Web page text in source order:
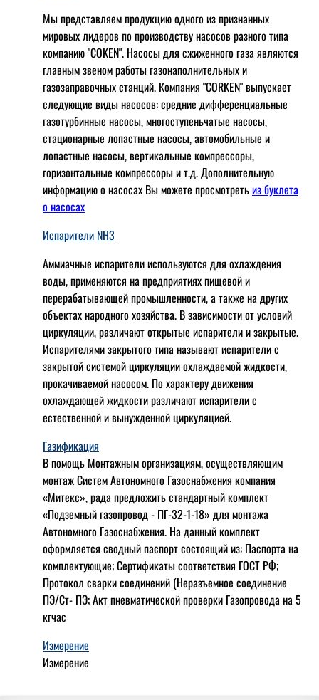
Мы представляем продукцию одного из признанных
мировых лидеров по производству насосов разного типа
компанию "COKEN". Насосы для сжиженного газа являются
главным звеном работы газонаполнительных и
газозаправочных станций. Компания "CORKEN" выпускает
следующие виды насосов: cредние дифференциальные
газотурбинные насосы, многоступеньчатые насосы,
стационарные лопастные насосы, автомобильные и
лопaстные насосы, вертикальные компрессоры,
горизонтальные компрессоры и т.д. Дополнительную
информацию о насосах Вы можете просмотретьиз буклета
о насосах
Испарители NH3
Аммиачные испарители используются для охлаждения
воды, применяются на предприятиях пищевой и
перерабатывающей промышленности, а также на других
объектах народного хозяйства. В зависимости от условий
циркуляции, различают открытые испарители и закрытые.
Испарителями закрытого типа называют испарители с
закрытой системой циркуляции охлаждаемой жидкости,
прокачиваемой насосом. По характеру движения
охлаждающей жидкости различают испарители с
естественной и вынужденной циркуляцией.
Газификация
В помощь Монтажным организациям, осуществляющим
монтаж Систем Автономного Газоснабжения компания
«Митекс», рада предложить стандартный комплект
«Подземный газопровод - ПГ-32-1-18» для монтажа
Автономного Газоснабжения. На данный комплект
оформляется сводный паспорт состоящий из: Паспорта на
комплектующие;Сертификаты соответствия ГОСТ РФ;
Протокол сварки соединений (Неразъемное соединение
ПЭ/Ст- ПЭ;Акт пневматической проверки Газопровода на 5
кгчас
Измерение
Измерение